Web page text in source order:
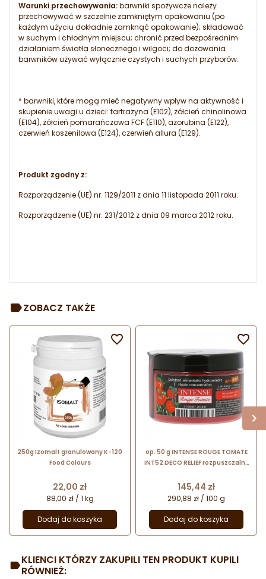
Warunki przechowywania:barwniki spożywcze należy
przechowywać w szczelnie zamkniętym opakowaniu (po
każdym użyciu dokładnie zamknąć opakowanie); składować
w suchym i chłodnym miejscu; chronić przed bezpośrednim
działaniem światła słonecznego i wilgoci; do dozowania
barwników używać wyłącznie czystych i suchych przyborów.
* barwniki, które mogą mieć negatywny wpływ na aktywność i
skupienie uwagi u dzieci: tartrazyna (E102), żółcień chinolinowa
(E104), żółcień pomarańczowa FCF (E110), azorubina (E122),
czerwień koszenilowa (E124), czerwień allura (E129).
Produkt zgodny z:
Rozporządzenie (UE) nr. 1129/2011 z dnia 11 listopada 2011 roku.
Rozporządzenie (UE) nr. 231/2012 z dnia 09 marca 2012 roku.
ZOBACZ TAKŻE
250g Izomalt granulowany K-120
Food Colours
Cena
22,00 zł
88,00 zł / 1 kg
Dodaj do koszyka

op. 50 g INTENSE ROUGE TOMATE
INT52 DECO RELIEF rozpuszczalny
proszku - czerwień pomidorowa
Cena
145,44 zł
290,88 zł / 100 g
Dodaj do koszyka

KLIENCI KTÓRZY ZAKUPILI TEN PRODUKT KUPILI
RÓWNIEŻ: